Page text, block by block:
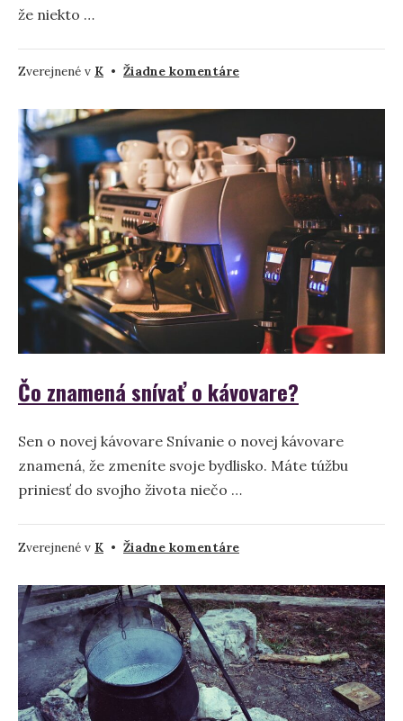
že niekto …
Zverejnené v K • Žiadne komentárena
znamená
snívať
o
klebetníkovi?
Čo znamená snívať o kávovare?
Sen o novej kávovare Snívanie o novej kávovare
znamená, že zmeníte svoje bydlisko. Máte túžbu
priniesť do svojho života niečo …
Zverejnené v K • Žiadne komentárena
znamená
snívať
o
kávovare?